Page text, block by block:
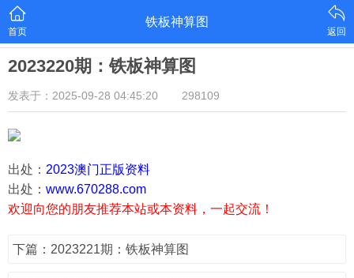
首页
铁板神算图
返回
2023220期：铁板神算图
发表于：2025-09-28 04:45:20 298109
出处： 2023澳门正版资料
出处： www.670288.com
欢迎向您的朋友推荐本站或本资料，一起交流！
下篇：2023221期：铁板神算图